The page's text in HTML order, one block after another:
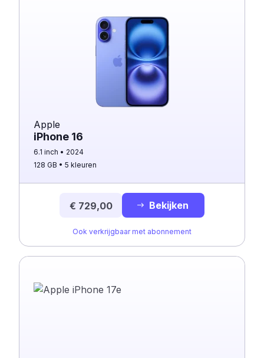
Apple
iPhone 16
6.1 inch
2024
128 GB
5 kleuren
€ 729,00 Bekijken
Ook verkrijgbaar met abonnement